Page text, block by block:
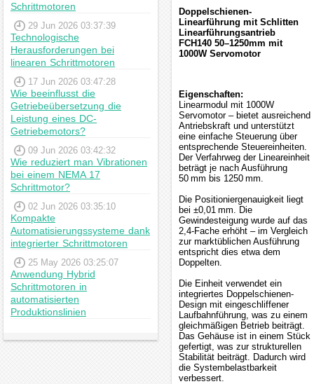
Schrittmotoren
29 Jun 2026 03:37:39
Technologische
Herausforderungen bei
linearen Schrittmotoren
17 Jun 2026 03:47:28
Wie beeinflusst die
Getriebeübersetzung die
Leistung eines DC-
Getriebemotors?
09 Jun 2026 03:42:32
Wie reduziert man Vibrationen
bei einem NEMA 17
Schrittmotor?
02 Jun 2026 03:35:10
Kompakte
Automatisierungssysteme dank
integrierter Schrittmotoren
25 May 2026 03:25:07
Anwendung Hybrid
Schrittmotoren in
automatisierten
Produktionslinien
Doppelschienen-
Linearführung mit Schlitten
Linearführungsantrieb
FCH140 50–1250mm mit
1000W Servomotor
Eigenschaften:
Linearmodul mit 1000W
Servomotor – bietet ausreichend
Antriebskraft und unterstützt
eine einfache Steuerung über
entsprechende Steuereinheiten.
Der Verfahrweg der Lineareinheit
beträgt je nach Ausführung
50 mm bis 1250 mm.
Die Positioniergenauigkeit liegt
bei ±0,01 mm. Die
Gewindesteigung wurde auf das
2,4-Fache erhöht – im Vergleich
zur marktüblichen Ausführung
entspricht dies etwa dem
Doppelten.
Die Einheit verwendet ein
integriertes Doppelschienen-
Design mit eingeschliffener
Laufbahnführung, was zu einem
gleichmäßigen Betrieb beiträgt.
Das Gehäuse ist in einem Stück
gefertigt, was zur strukturellen
Stabilität beiträgt. Dadurch wird
die Systembelastbarkeit
verbessert.